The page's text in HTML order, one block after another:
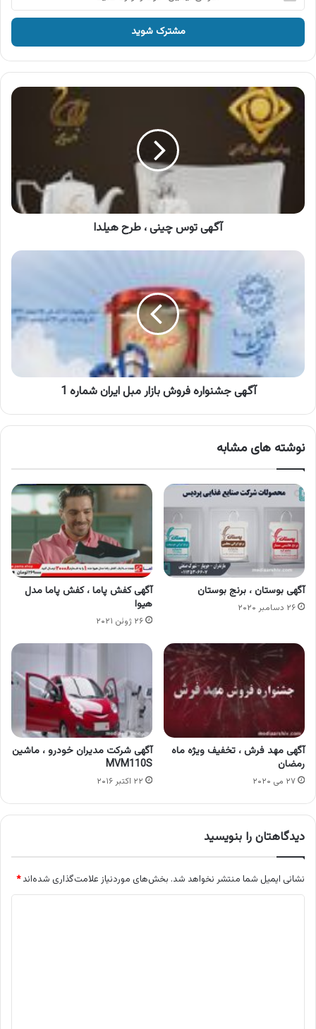
ایمیل
خود
وارد
کنید
آگهی
توس
چینی
طرح
آگهی توس چینی ، طرح هیلدا
آگهی
جشنواره
آگهی جشنواره فروش بازار مبل ایران شماره 1
نوشته های مشابه
آگهی بوستان ، برنج بوستان
۲۶ دسامبر ۲۰۲۰
آگهی کفش پاما ، کفش پاما مدل
هیوا
۲۶ ژوئن ۲۰۲۱
آگهی مهد فرش ، تخفیف ویژه ماه
رمضان
۲۷ می ۲۰۲۰
آگهی شرکت مدیران خودرو ، ماشین
MVM110S
۲۲ اکتبر ۲۰۱۶
دیدگاهتان را بنویسید
نشانی ایمیل شما منتشر نخواهد شد. بخش‌های موردنیاز علامت‌گذاری شده‌اند*